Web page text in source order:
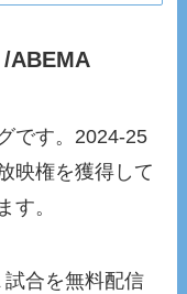
/ABEMA
です。2024-25
映権を獲得して
す。
合を無料配信